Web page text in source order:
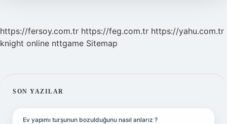
https://fersoy.com.tr https://feg.com.tr https://yahu.com.tr
knight online nttgame Sitemap
SIDEBAR
SON YAZILAR
Ev yapımı turşunun bozulduğunu nasıl anlarız ?